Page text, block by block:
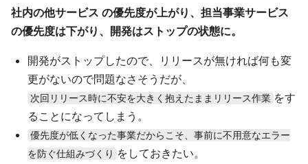
社内の他サービス の優先度が上がり、担当事業サービス
の優先度は下がり、開発はストップの状態に。
開発がストップしたので、リリースが無ければ何も変
更がないので問題なさそうだが、
次回リリース時に不安を大きく抱えたままリリース作業 をす
ることになってしまう。
優先度が低くなった事業だからこそ、事前に不用意なエラー
を防ぐ仕組みづくり をしておきたい。